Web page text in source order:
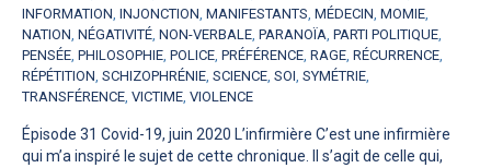
INFORMATION, INJONCTION, MANIFESTANTS, MÉDECIN, MOMIE,
NATION, NÉGATIVITÉ, NON-VERBALE, PARANOÏA, PARTI POLITIQUE,
PENSÉE, PHILOSOPHIE, POLICE, PRÉFÉRENCE, RAGE, RÉCURRENCE,
RÉPÉTITION, SCHIZOPHRÉNIE, SCIENCE, SOI, SYMÉTRIE,
TRANSFÉRENCE, VICTIME, VIOLENCE
Épisode 31 Covid-19, juin 2020 L’infirmière C’est une infirmière
qui m’a inspiré le sujet de cette chronique. Il s’agit de celle qui,